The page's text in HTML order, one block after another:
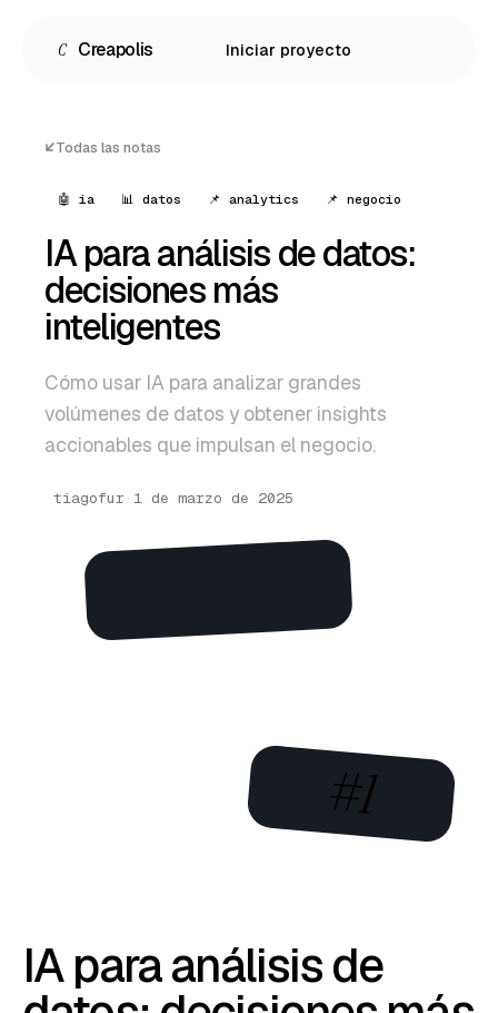
C Creapolis Iniciar proyecto
Español
English
Todas las notas
🤖 ia 📊 datos 📌 analytics 📌 negocio
IA para análisis de datos:
decisiones más
inteligentes
Cómo usar IA para analizar grandes
volúmenes de datos y obtener insights
accionables que impulsan el negocio.
tiagofur · 1 de marzo de 2025
#1
IA para análisis de